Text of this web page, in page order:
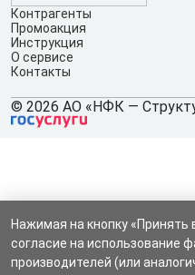
Контрагенты
Промоакция
Инструкция
О сервисе
Контакты
© 2026 АО «НФК —
Нажимая на кнопку
согласие на использование
производителей (или